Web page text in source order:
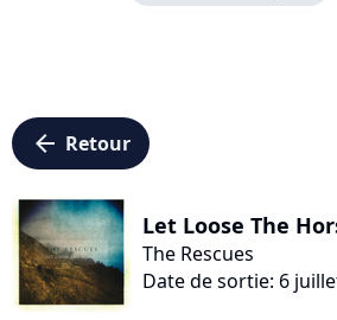
arrow_left Retour
Let Loose The
The Rescues
Date de sortie: 6